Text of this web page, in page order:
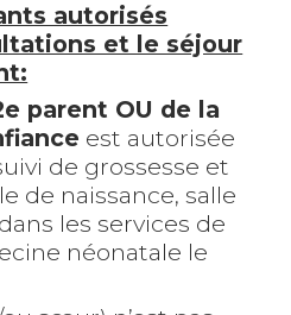
autorisés
et le séjour
parent OU de la
est autorisée
de grossesse et
de naissance, salle
les services de
néonatale le